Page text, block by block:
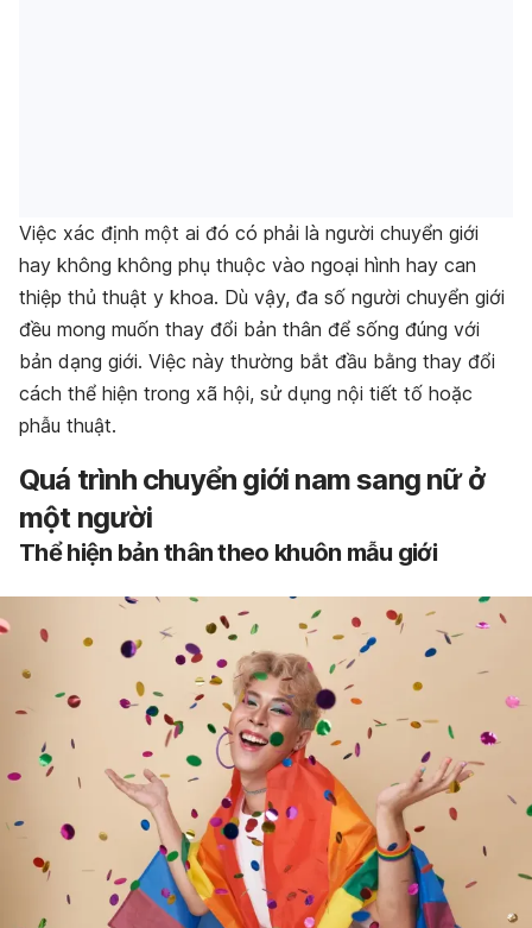
Việc xác định một ai đó có phải là người chuyển giới
hay không không phụ thuộc vào ngoại hình hay can
thiệp thủ thuật y khoa. Dù vậy, đa số người chuyển giới
đều mong muốn thay đổi bản thân để sống đúng với
bản dạng giới. Việc này thường bắt đầu bằng thay đổi
cách thể hiện trong xã hội, sử dụng nội tiết tố hoặc
phẫu thuật.
Quá trình chuyển giới nam sang nữ ở
một người
Thể hiện bản thân theo khuôn mẫu giới